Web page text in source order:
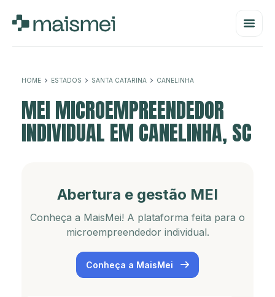
HOME ESTADOS SANTA CATARINA CANELINHA
MEI MICROEMPREENDEDOR
INDIVIDUAL EM CANELINHA, SC
Abertura e gestão MEI
Conheça a MaisMei! A plataforma feita para o
microempreendedor individual.
Conheça a MaisMei